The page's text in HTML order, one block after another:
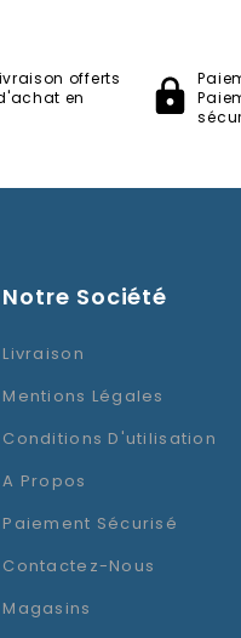
offerts
en
Notre Société
Livraison
Mentions Légales
Conditions D'utilisation
A Propos
Paiement Sécurisé
Contactez-Nous
Magasins